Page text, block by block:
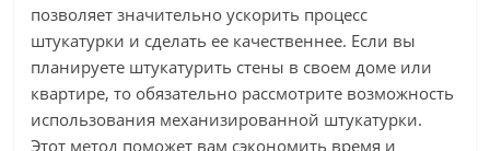
позволяет значительно ускорить процесс
штукатурки и сделать ее качественнее. Если вы
планируете штукатурить стены в своем доме или
квартире, то обязательно рассмотрите возможность
использования механизированной штукатурки.
Этот метод поможет вам сэкономить время и